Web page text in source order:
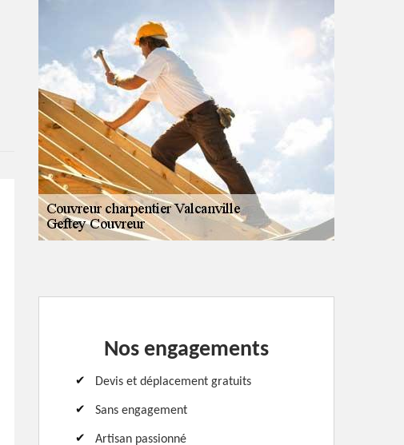
Nos engagements
Devis et déplacement gratuits
Sans engagement
Artisan passionné